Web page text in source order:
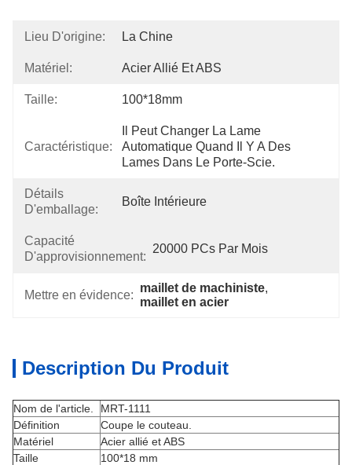
Lieu D'origine: La Chine
Matériel: Acier Allié Et ABS
Taille: 100*18mm
Caractéristique:
Il Peut Changer La Lame
Automatique Quand Il Y A Des
Lames Dans Le Porte-Scie.
Détails
D'emballage:
Boîte Intérieure
Capacité
D'approvisionnement:
20000 PCs Par Mois
Mettre en évidence:
maillet de machiniste,
maillet en acier
Description Du Produit
Nom de l'article.
MRT-1111
Définition
Coupe le couteau.
Matériel
Acier allié et ABS
Taille
100*18 mm